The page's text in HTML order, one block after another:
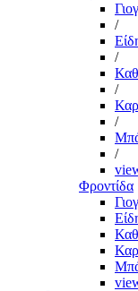
/
/
/
/
/
Φροντίδα